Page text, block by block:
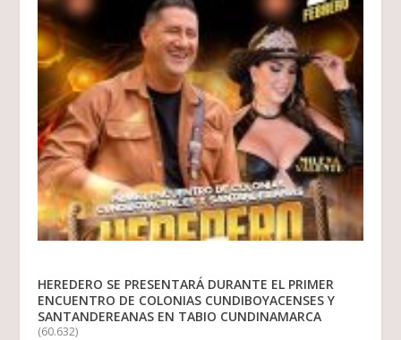
HEREDERO SE PRESENTARÁ DURANTE EL PRIMER
ENCUENTRO DE COLONIAS CUNDIBOYACENSES Y
SANTANDEREANAS EN TABIO CUNDINAMARCA
(60.632)